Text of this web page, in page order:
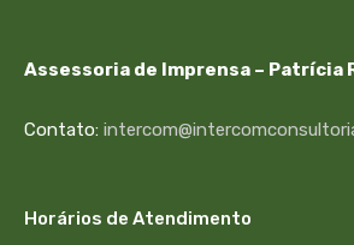
Assessoria de Imprensa – Patrícia
Contato:
Horários de Atendimento